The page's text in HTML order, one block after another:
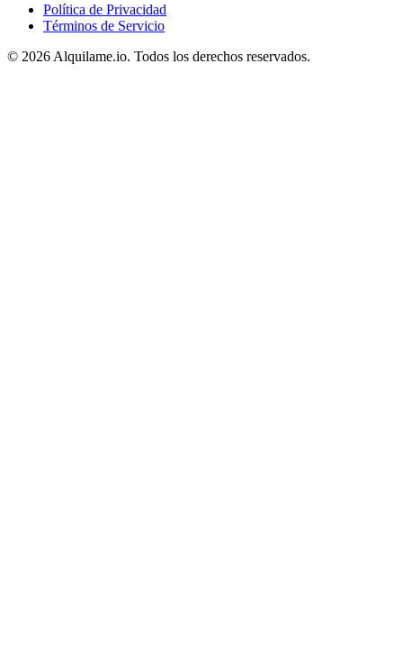
Política de Privacidad
Términos de Servicio
© 2026 Alquilame.io. Todos los derechos reservados.